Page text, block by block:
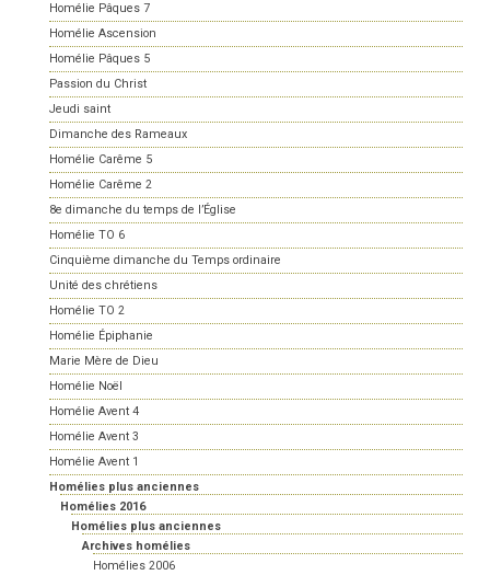
Homélie Pâques 7
Homélie Ascension
Homélie Pâques 5
Passion du Christ
Jeudi saint
Dimanche des Rameaux
Homélie Carême 5
Homélie Carême 2
8e dimanche du temps de l’Église
Homélie TO 6
Cinquième dimanche du Temps ordinaire
Unité des chrétiens
Homélie TO 2
Homélie Épiphanie
Marie Mère de Dieu
Homélie Noël
Homélie Avent 4
Homélie Avent 3
Homélie Avent 1
Homélies plus anciennes
Homélies 2016
Homélies plus anciennes
Archives homélies
Homélies 2006